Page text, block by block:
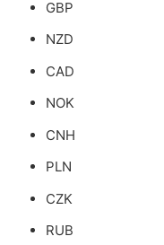
GBP
NZD
CAD
NOK
CNH
PLN
CZK
RUB